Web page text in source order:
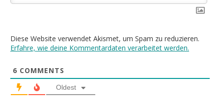
Diese Website verwendet Akismet, um Spam zu reduzieren.
Erfahre, wie deine Kommentardaten verarbeitet werden.
6 COMMENTS
Oldest